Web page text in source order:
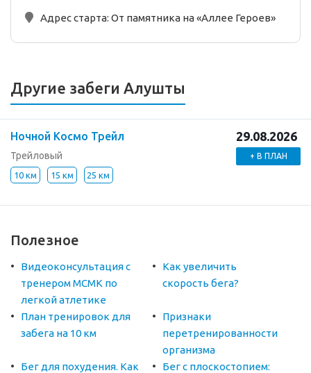
Адрес старта: От памятника на «Аллее Героев»
Другие забеги Алушты
Ночной Космо Трейл
Трейловый
10 км 15 км 25 км
29.08.2026
+ В ПЛАН
Полезное
Видеоконсультация с
тренером МСМК по
легкой атлетике
Как увеличить
скорость бега?
План тренировок для
забега на 10 км
Признаки
перетренированности
организма
Бег для похудения. Как
Бег с плоскостопием: